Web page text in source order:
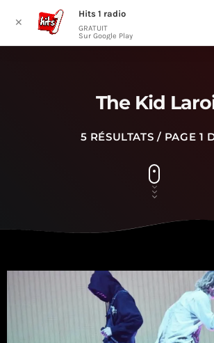
The Kid
5 RÉSULTATS / PAGE 1
✕
Hits 1 radio
GRATUIT
Sur Google Play